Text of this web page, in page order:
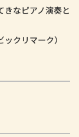
きなピアノ演奏と
クリマーク）